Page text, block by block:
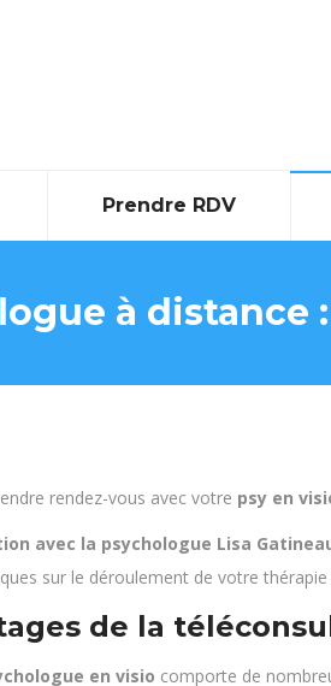
Prendre RDV
à distance
rendez-vous avec votre psy en
avec la psychologue Lisa
sur le déroulement de votre
de la
en visio comporte de